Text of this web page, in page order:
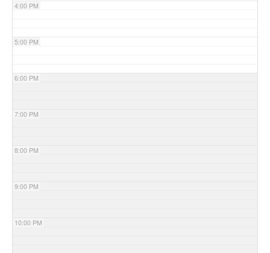
4:00 PM
5:00 PM
6:00 PM
7:00 PM
8:00 PM
9:00 PM
10:00 PM